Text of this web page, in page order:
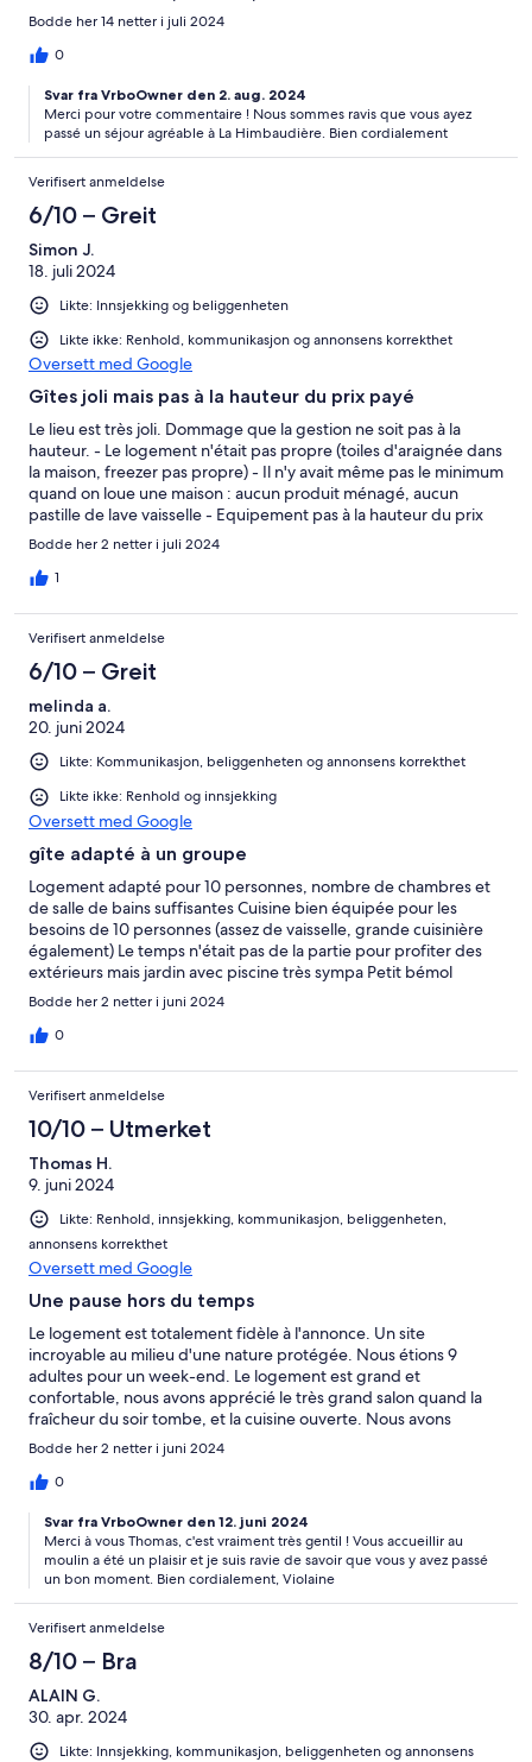
Bodde her 14 netter i juli 2024
0
Svar fra VrboOwner den 2. aug. 2024
Merci pour votre commentaire ! Nous sommes ravis que vous ayez
passé un séjour agréable à La Himbaudière. Bien cordialement
Verifisert anmeldelse
6/10 – Greit
Simon J.
18. juli 2024
Likte: Innsjekking og beliggenheten
Likte ikke: Renhold, kommunikasjon og annonsens korrekthet
Oversett med Google
Gîtes joli mais pas à la hauteur du prix payé
Le lieu est très joli. Dommage que la gestion ne soit pas à la
hauteur. - Le logement n'était pas propre (toiles d'araignée dans
la maison, freezer pas propre) - Il n'y avait même pas le minimum
quand on loue une maison : aucun produit ménagé, aucun
pastille de lave vaisselle - Equipement pas à la hauteur du prix
payé, notamment le mobilier d'extérieur (vétuste) ... il fallait
même venir avec ses propres torchons (je n'ai jamais vu ça) Un
élément pour illustrer la chose : à mon arrivée, je fais la
mettre dans votre logement. Dommage !"... il n'a pas poursuivi la
conversation et n'a même pas proposé de m'en apporter.
Dernier point : il a fallu 3 relances pour récupérer le chèque de
caution. Expérience très déceptive. Dommage car le cadre était
joli.
Bodde her 2 netter i juli 2024
1
Verifisert anmeldelse
6/10 – Greit
melinda a.
20. juni 2024
Likte: Kommunikasjon, beliggenheten og annonsens korrekthet
Likte ikke: Renhold og innsjekking
Oversett med Google
gîte adapté à un groupe
Logement adapté pour 10 personnes, nombre de chambres et
de salle de bains suffisantes Cuisine bien équipée pour les
besoins de 10 personnes (assez de vaisselle, grande cuisinière
également) Le temps n'était pas de la partie pour profiter des
extérieurs mais jardin avec piscine très sympa Petit bémol
concernant la propreté dans certains endroits de la maison, et la
remontée d'odeur désagréables surtout à l'étage
Bodde her 2 netter i juni 2024
0
Verifisert anmeldelse
10/10 – Utmerket
Thomas H.
9. juni 2024
Likte: Renhold, innsjekking, kommunikasjon, beliggenheten,
annonsens korrekthet
Oversett med Google
Une pause hors du temps
Le logement est totalement fidèle à l'annonce. Un site
incroyable au milieu d'une nature protégée. Nous étions 9
adultes pour un week-end. Le logement est grand et
confortable, nous avons apprécié le très grand salon quand la
fraîcheur du soir tombe, et la cuisine ouverte. Nous avons
bénéficié d'une météo estivale qui nous a permis de profiter
des différents espaces extérieurs, autour de la piscine, sur la
terrasse, sous le préau pour manger à côté du barbecue. L'accès
d'un week-end où on oublie le temps et on se laisse bercer par
le bruit mélodieux de la rivière. Merci à Violaine pour son
accueil, son énergie et son sourire, un contact facile, simple et
efficace.
Bodde her 2 netter i juni 2024
0
Svar fra VrboOwner den 12. juni 2024
Merci à vous Thomas, c'est vraiment très gentil ! Vous accueillir au
moulin a été un plaisir et je suis ravie de savoir que vous y avez passé
un bon moment. Bien cordialement, Violaine
Verifisert anmeldelse
8/10 – Bra
ALAIN G.
30. apr. 2024
Likte: Innsjekking, kommunikasjon, beliggenheten og annonsens